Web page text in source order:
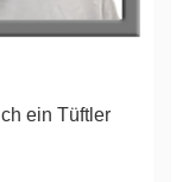
ein Tüftler